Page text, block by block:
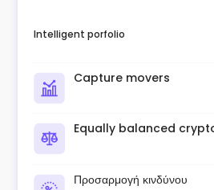
Intelligent porfolio
Capture movers
Equally balanced
Προσαρμογή κινδύνου